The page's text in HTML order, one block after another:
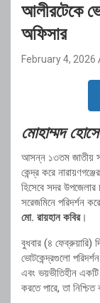
আলীরটেকে
অফিসার
February 4, 2026
মোহাম্মদ
আসন্ন ১৩তম জাতীয়
কেন্দ্র করে
হিসেবে সদর উপজেলার
সরেজমিনে পরিদর্শন
মো. রায়হান কবির।
বুধবার (৪ ফেব্রুয়ারি)
ভোটকেন্দ্রগুলো
এবং ভয়ভীতিহীন একটি
করতে পারে, তা নিশ্চিত